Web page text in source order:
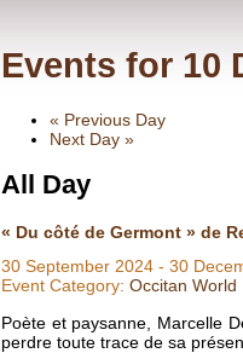
Events for 10
« Previous Day
Next Day »
All Day
« Du côté de Germont » de
30 September 2024 - 30
Event Category: Occitan World
Poète et paysanne, Marcelle
perdre toute trace de sa